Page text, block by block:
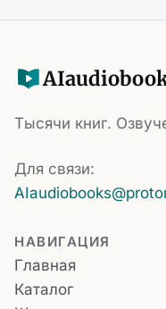
AI
Тысячи книг.
Для связи:
НАВИГАЦИЯ
Главная
Каталог